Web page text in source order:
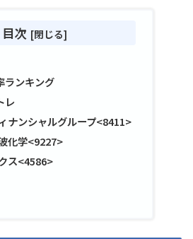
目次
ランキング
レ
ナンシャルグループ<8411>
化学<9227>
ス<4586>